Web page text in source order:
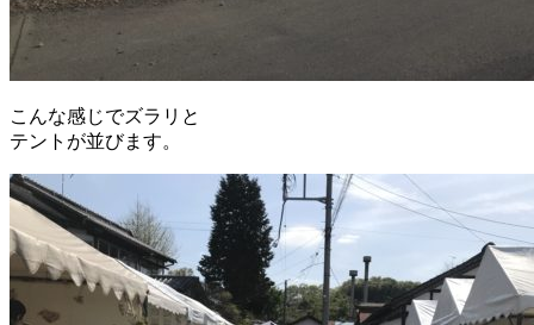
こんな感じでズラリと
テントが並びます。